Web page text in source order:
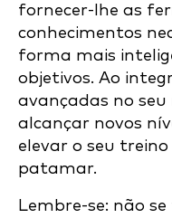
fornecer-lhe as
conhecimentos
forma mais
objetivos. Ao
avançadas no
alcançar novos
elevar o seu
patamar.
Lembre-se: não